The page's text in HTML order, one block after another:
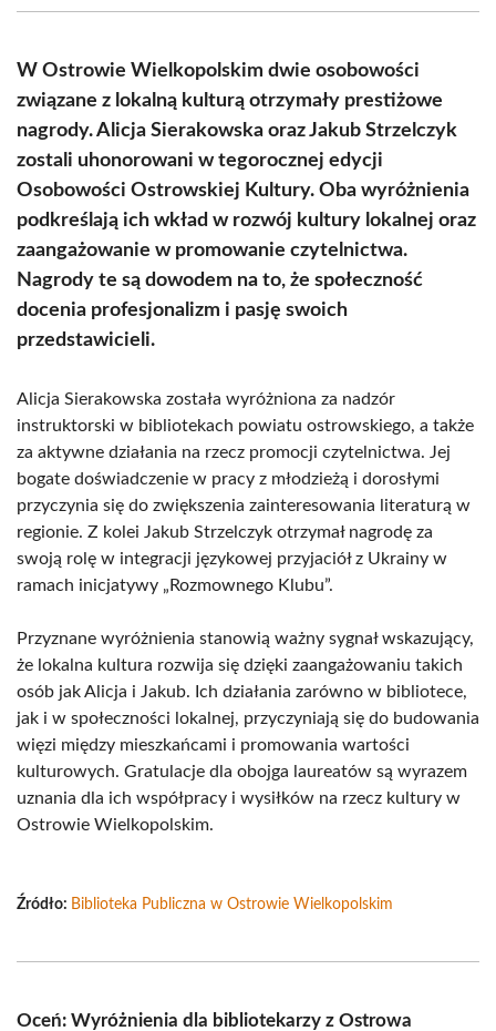
(Twitter)
W Ostrowie Wielkopolskim dwie osobowości
związane z lokalną kulturą otrzymały prestiżowe
nagrody. Alicja Sierakowska oraz Jakub Strzelczyk
zostali uhonorowani w tegorocznej edycji
Osobowości Ostrowskiej Kultury. Oba wyróżnienia
podkreślają ich wkład w rozwój kultury lokalnej oraz
zaangażowanie w promowanie czytelnictwa.
Nagrody te są dowodem na to, że społeczność
docenia profesjonalizm i pasję swoich
przedstawicieli.
Alicja Sierakowska została wyróżniona za nadzór
instruktorski w bibliotekach powiatu ostrowskiego, a także
za aktywne działania na rzecz promocji czytelnictwa. Jej
bogate doświadczenie w pracy z młodzieżą i dorosłymi
przyczynia się do zwiększenia zainteresowania literaturą w
regionie. Z kolei Jakub Strzelczyk otrzymał nagrodę za
swoją rolę w integracji językowej przyjaciół z Ukrainy w
ramach inicjatywy „Rozmownego Klubu”.
Przyznane wyróżnienia stanowią ważny sygnał wskazujący,
że lokalna kultura rozwija się dzięki zaangażowaniu takich
osób jak Alicja i Jakub. Ich działania zarówno w bibliotece,
jak i w społeczności lokalnej, przyczyniają się do budowania
więzi między mieszkańcami i promowania wartości
kulturowych. Gratulacje dla obojga laureatów są wyrazem
uznania dla ich współpracy i wysiłków na rzecz kultury w
Ostrowie Wielkopolskim.
Źródło: Biblioteka Publiczna w Ostrowie Wielkopolskim
Oceń: Wyróżnienia dla bibliotekarzy z Ostrowa